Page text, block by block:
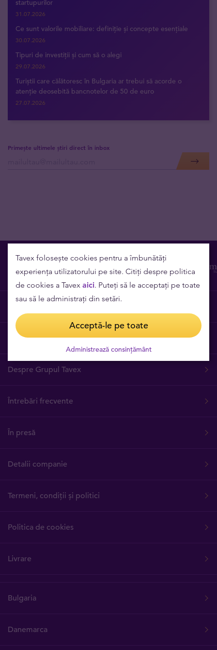
startupurilor
31.07.2026
Ce sunt valorile mobiliare: definiție și concepte esențiale
30.07.2026
Tipuri de investiții și cum să o alegi
29.07.2026
Turiștii care călătoresc în Bulgaria ar trebui să acorde o
atenție deosebită bancnotelor de 50 de euro
27.07.2026
Primește ultimele știri direct în inbox
Cariere
Despre Grupul Tavex
Întrebări frecvente
În presă
Detalii companie
Termeni, condiții și politici
Politica de cookies
Livrare
Bulgaria
Danemarca
Tavex folosește cookies pentru a îmbunătăți
experiența utilizatorului pe site. Citiți despre politica
de cookies a Tavex aici. Puteți să le acceptați pe toate
sau să le administrați din setări.
Acceptă-le pe toate
Administrează consințământ